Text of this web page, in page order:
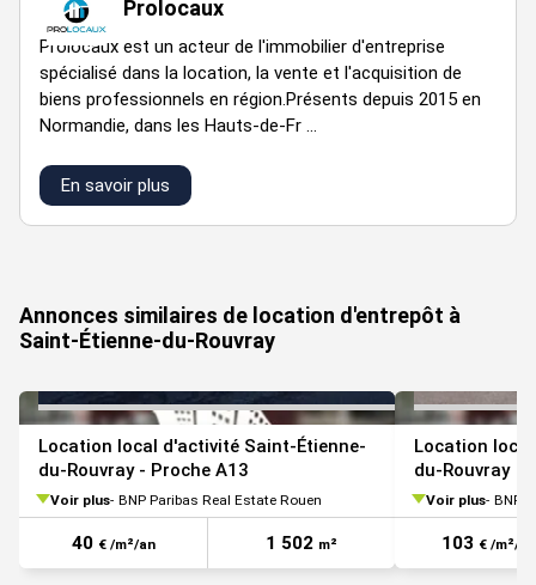
Prolocaux
Prolocaux est un acteur de l'immobilier d'entreprise
spécialisé dans la location, la vente et l'acquisition de
biens professionnels en région.Présents depuis 2015 en
Normandie, dans les Hauts-de-Fr ...
En savoir plus
Annonces similaires de location d'entrepôt à
Saint-Étienne-du-Rouvray
Location local d'activité Saint-Étienne-
du-Rouvray - Proche A13
Voir plus BNP Paribas Real Estate Rouen
40 € /m²/an 1 502 m²
Location
du-Rouvray
Voir plus BNP
103 € /m²/an